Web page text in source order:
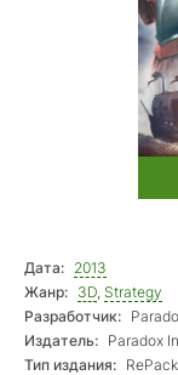
Дата: 2013
Жанр: 3D, Strategy
Разработчик:
Издатель: Paradox
Тип издания: RePack